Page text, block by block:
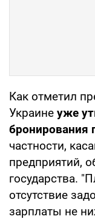
Как отметил
Украине уже
бронирования
частности,
предприятий,
государства.
отсутствие
зарплаты не